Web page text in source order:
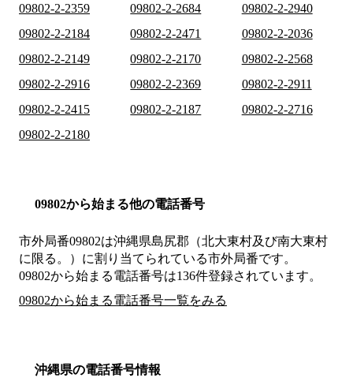
09802-2-2359
09802-2-2684
09802-2-2940
09802-2-2184
09802-2-2471
09802-2-2036
09802-2-2149
09802-2-2170
09802-2-2568
09802-2-2916
09802-2-2369
09802-2-2911
09802-2-2415
09802-2-2187
09802-2-2716
09802-2-2180
09802から始まる他の電話番号
市外局番09802は沖縄県島尻郡（北大東村及び南大東村
に限る。） に割り当てられている市外局番です。
09802から始まる電話番号は136件登録されています。
09802から始まる電話番号一覧をみる
沖縄県の電話番号情報